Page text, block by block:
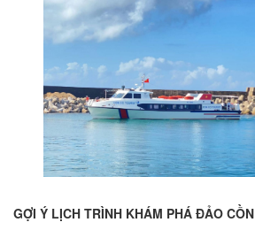
GỢI Ý LỊCH TRÌNH KHÁM PHÁ ĐẢO